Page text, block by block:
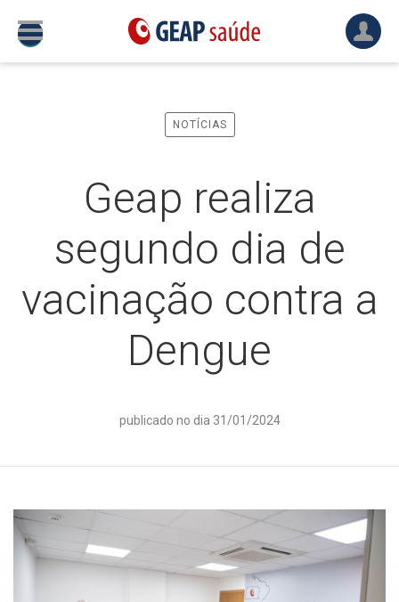
NOTÍCIAS
Geap realiza
segundo dia de
vacinação contra a
Dengue
publicado no dia 31/01/2024